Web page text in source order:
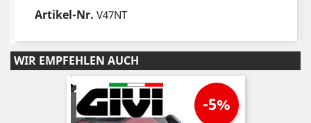
Artikel-Nr. V47NT
WIR EMPFEHLEN AUCH
-5%